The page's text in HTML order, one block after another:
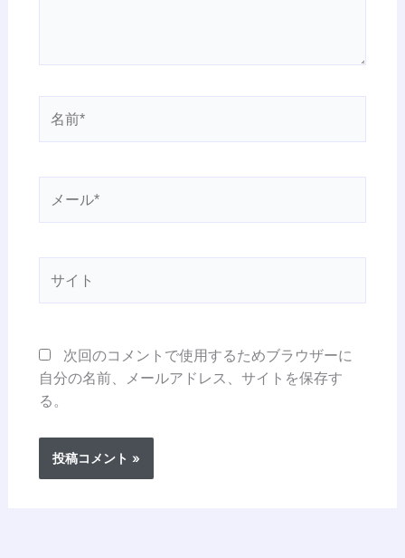
*
次回のコメントで使用するためブラウザーに
自分の名前、メールアドレス、サイトを保存す
る。